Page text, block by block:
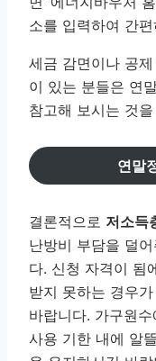
소를 입력하여 간
세금 감면이나 공
이 있는 분들은 연
참고해 보시는 것
연말
결론적으로 저소득
난방비 부담을 덜
다. 신청 자격이 됨
받지 못하는 경우
바랍니다. 가구원
사용 기한 내에 알